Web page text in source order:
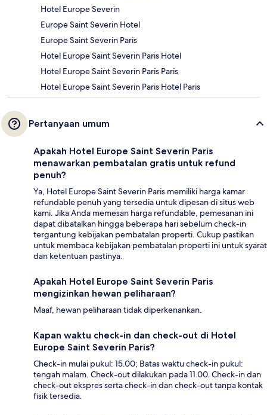
Hotel Europe Severin
Europe Saint Severin Hotel
Europe Saint Severin Paris
Hotel Europe Saint Severin Paris Hotel
Hotel Europe Saint Severin Paris Paris
Hotel Europe Saint Severin Paris Hotel Paris
Pertanyaan umum
Apakah Hotel Europe Saint Severin Paris
menawarkan pembatalan gratis untuk refund
penuh?
Ya, Hotel Europe Saint Severin Paris memiliki harga kamar
refundable penuh yang tersedia untuk dipesan di situs web
kami. Jika Anda memesan harga refundable, pemesanan ini
dapat dibatalkan hingga beberapa hari sebelum check-in
tergantung kebijakan pembatalan properti. Cukup pastikan
untuk membaca kebijakan pembatalan properti ini untuk syarat
dan ketentuan pastinya.
Apakah Hotel Europe Saint Severin Paris
mengizinkan hewan peliharaan?
Maaf, hewan peliharaan tidak diperkenankan.
Kapan waktu check-in dan check-out di Hotel
Europe Saint Severin Paris?
Check-in mulai pukul: 15.00; Batas waktu check-in pukul:
tengah malam. Check-out dilakukan pada 11.00. Check-in dan
check-out ekspres serta check-in dan check-out tanpa kontak
fisik tersedia.